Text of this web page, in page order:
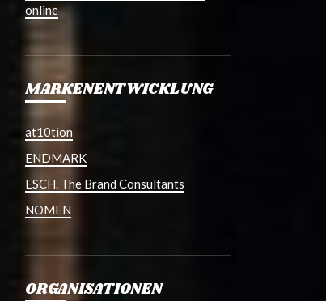
online
MARKENENTWICKLUNG
at10tion
ENDMARK
ESCH. The Brand Consultants
NOMEN
ORGANISATIONEN